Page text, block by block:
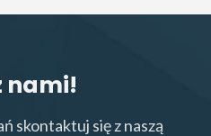
nami!
skontaktuj się z naszą